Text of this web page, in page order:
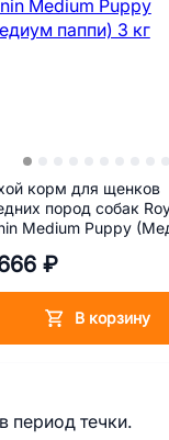
период течки.
корм для щенков
пород собак
Medium Puppy
₽
В корзину